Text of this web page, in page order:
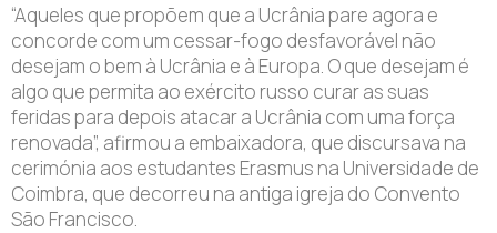
“Aqueles que propõem que a Ucrânia pare agora e
concorde com um cessar-fogo desfavorável não
desejam o bem à Ucrânia e à Europa. O que desejam é
algo que permita ao exército russo curar as suas
feridas para depois atacar a Ucrânia com uma força
renovada”, afirmou a embaixadora, que discursava na
cerimónia aos estudantes Erasmus na Universidade de
Coimbra, que decorreu na antiga igreja do Convento
São Francisco.